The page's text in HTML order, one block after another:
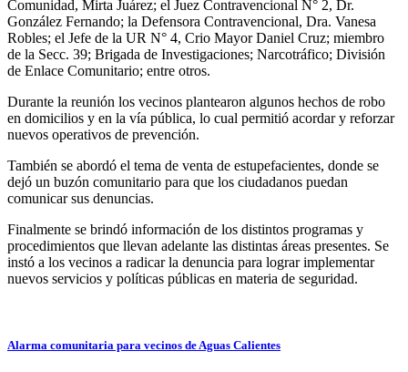
Comunidad, Mirta Juárez; el Juez Contravencional N° 2, Dr.
González Fernando; la Defensora Contravencional, Dra. Vanesa
Robles; el Jefe de la UR N° 4, Crio Mayor Daniel Cruz; miembro
de la Secc. 39; Brigada de Investigaciones; Narcotráfico; División
de Enlace Comunitario; entre otros.
Durante la reunión los vecinos plantearon algunos hechos de robo
en domicilios y en la vía pública, lo cual permitió acordar y reforzar
nuevos operativos de prevención.
También se abordó el tema de venta de estupefacientes, donde se
dejó un buzón comunitario para que los ciudadanos puedan
comunicar sus denuncias.
Finalmente se brindó información de los distintos programas y
procedimientos que llevan adelante las distintas áreas presentes. Se
instó a los vecinos a radicar la denuncia para lograr implementar
nuevos servicios y políticas públicas en materia de seguridad.
Alarma comunitaria para vecinos de Aguas Calientes